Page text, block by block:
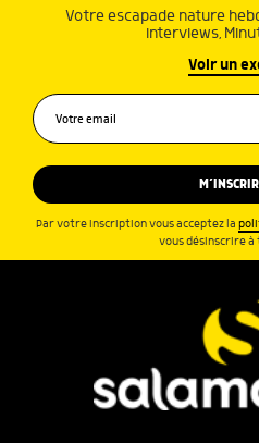
Votre escapade nature
interviews,
Voir un
Par votre inscription vous acceptez la
vous désinscrire